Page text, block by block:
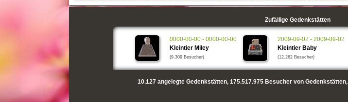
Zufällige Gedenkstätten
0000-00-00 - 0000-00-00
Kleintier Miley
(9.309 Besucher)
2009-09-02 - 2009-09-02
Kleintier Baby
(12.262 Besucher)
10.127angelegte Gedenkstätten, 175.517.975Besucher von Gedenkstätten,